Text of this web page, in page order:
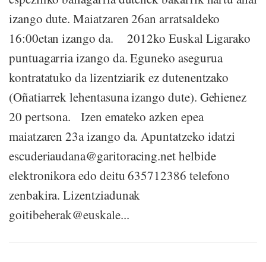
izango dute. Maiatzaren 26an arratsaldeko
16:00etan izango da. 2012ko Euskal Ligarako
puntuagarria izango da. Eguneko asegurua
kontratatuko da lizentziarik ez dutenentzako
(Oñatiarrek lehentasuna izango dute). Gehienez
20 pertsona. Izen emateko azken epea
maiatzaren 23a izango da. Apuntatzeko idatzi
escuderiaudana@garitoracing.net helbide
elektronikora edo deitu 635712386 telefono
zenbakira. Lizentziadunak
goitibeherak@euskale...